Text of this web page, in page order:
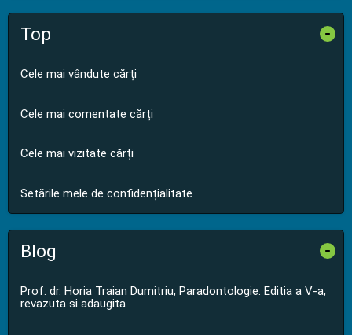
Top -
Cele mai vândute cărți
Cele mai comentate cărți
Cele mai vizitate cărți
Setările mele de confidențialitate
Blog -
Prof. dr. Horia Traian Dumitriu, Paradontologie. Editia a V-a,
revazuta si adaugita